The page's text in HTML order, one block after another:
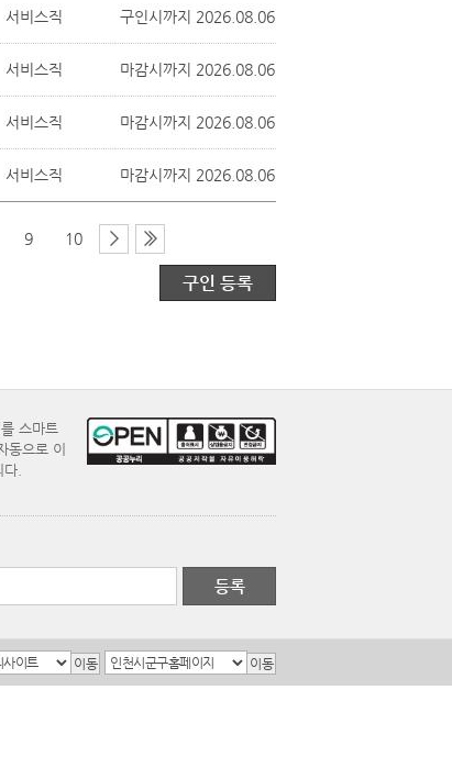
서비스직 구인시까지 2026.08.06
서비스직 마감시까지 2026.08.06
서비스직 마감시까지 2026.08.06
서비스직 마감시까지 2026.08.06
9 10
구인 등록
스마트
동으로 이
.